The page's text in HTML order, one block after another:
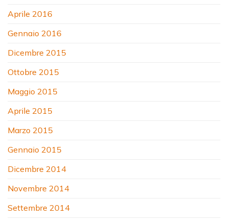
Aprile 2016
Gennaio 2016
Dicembre 2015
Ottobre 2015
Maggio 2015
Aprile 2015
Marzo 2015
Gennaio 2015
Dicembre 2014
Novembre 2014
Settembre 2014